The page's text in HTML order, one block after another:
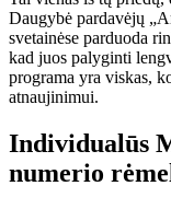
Daugybė pardavėjų
svetainėse parduoda
kad juos palyginti
programa yra viskas,
atnaujinimui.
Individualūs
numerio